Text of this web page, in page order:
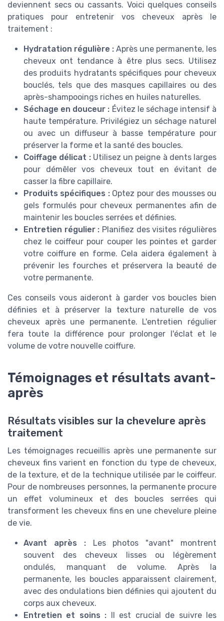
deviennent secs ou cassants. Voici quelques conseils
pratiques pour entretenir vos cheveux après le
traitement :
Hydratation régulière : Après une permanente, les
cheveux ont tendance à être plus secs. Utilisez
des produits hydratants spécifiques pour cheveux
bouclés, tels que des masques capillaires ou des
après-shampooings riches en huiles naturelles.
Séchage en douceur : Évitez le séchage intensif à
haute température. Privilégiez un séchage naturel
ou avec un diffuseur à basse température pour
préserver la forme et la santé des boucles.
Coiffage délicat :Utilisez un peigne à dents larges
pour démêler vos cheveux tout en évitant de
casser la fibre capillaire.
Produits spécifiques :Optez pour des mousses ou
gels formulés pour cheveux permanentes afin de
maintenir les boucles serrées et définies.
Entretien régulier : Planifiez des visites régulières
chez le coiffeur pour couper les pointes et garder
votre coiffure en forme. Cela aidera également à
prévenir les fourches et préservera la beauté de
votre permanente.
Ces conseils vous aideront à garder vos boucles bien
définies et à préserver la texture naturelle de vos
cheveux après une permanente. L'entretien régulier
fera toute la différence pour prolonger l'éclat et le
volume de votre nouvelle coiffure.
Témoignages et résultats avant-
après
Résultats visibles sur la chevelure après
traitement
Les témoignages recueillis après une permanente sur
cheveux fins varient en fonction du type de cheveux,
de la texture, et de la technique utilisée par le coiffeur.
Pour de nombreuses personnes, la permanente procure
un effet volumineux et des boucles serrées qui
transforment les cheveux fins en une chevelure pleine
de vie.
Avant après :Les photos "avant" montrent
souvent des cheveux lisses ou légèrement
ondulés, manquant de volume. Après la
permanente, les boucles apparaissent clairement,
avec des ondulations bien définies qui ajoutent du
corps aux cheveux.
Entretien et soins : Il est crucial de suivre les